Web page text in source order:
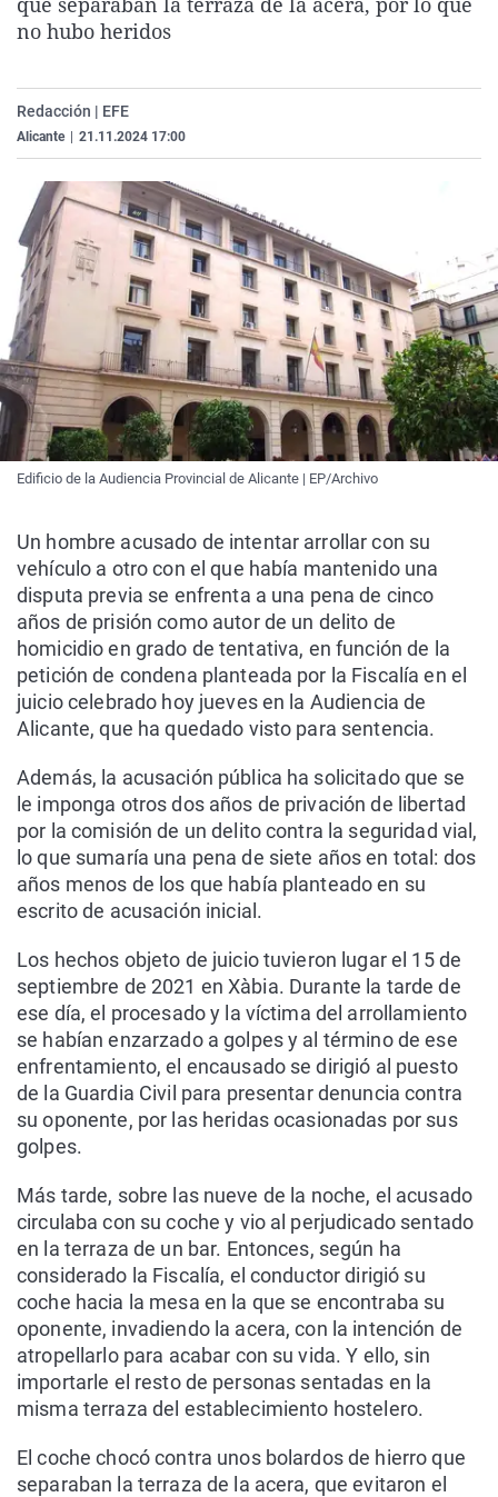
La rosa de los vientos
Como el perro y el
Caso
Equipo de
Extremadura
La Rioja
Virales
Elecciones
no hubo heridos
Redacción | EFE
Alicante 21.11.2024 17:00
Edificio de la Audiencia Provincial de Alicante | EP/Archivo
Un hombre acusado de intentar arrollar con su
vehículo a otro con el que había mantenido una
disputa previa se enfrenta a una pena de cinco
años de prisión como autor de un delito de
homicidio en grado de tentativa, en función de la
petición de condena planteada por la Fiscalía en el
juicio celebrado hoy jueves en la Audiencia de
Alicante, que ha quedado visto para sentencia.
Además, la acusación pública ha solicitado que se
le imponga otros dos años de privación de libertad
por la comisión de un delito contra la seguridad vial,
lo que sumaría una pena de siete años en total: dos
años menos de los que había planteado en su
escrito de acusación inicial.
Los hechos objeto de juicio tuvieron lugar el 15 de
septiembre de 2021 en Xàbia. Durante la tarde de
ese día, el procesado y la víctima del arrollamiento
se habían enzarzado a golpes y al término de ese
enfrentamiento, el encausado se dirigió al puesto
de la Guardia Civil para presentar denuncia contra
su oponente, por las heridas ocasionadas por sus
golpes.
Más tarde, sobre las nueve de la noche, el acusado
circulaba con su coche y vio al perjudicado sentado
en la terraza de un bar. Entonces, según ha
considerado la Fiscalía, el conductor dirigió su
coche hacia la mesa en la que se encontraba su
oponente, invadiendo la acera, con la intención de
atropellarlo para acabar con su vida. Y ello, sin
importarle el resto de personas sentadas en la
misma terraza del establecimiento hostelero.
El coche chocó contra unos bolardos de hierro que
separaban la terraza de la acera, que evitaron el